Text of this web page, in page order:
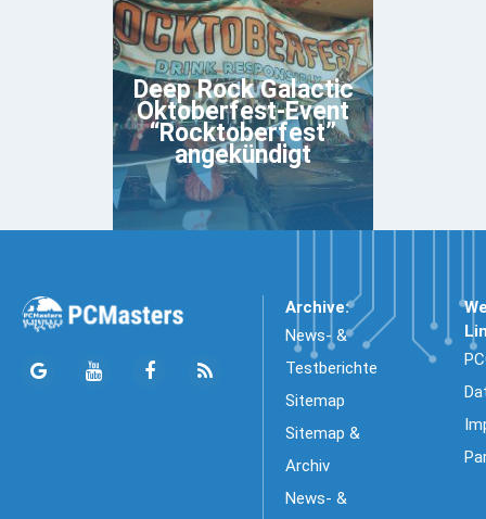
Deep Rock Galactic
Oktoberfest-Event
“Rocktoberfest”
angekündigt
Archive:
News- &
Testberichte
Sitemap
Sitemap &
Archiv
News- &